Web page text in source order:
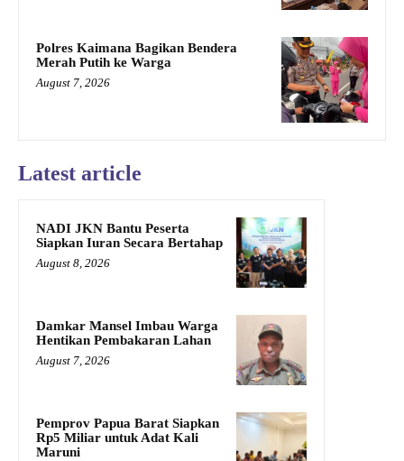
Polres Kaimana Bagikan Bendera
Merah Putih ke Warga
August 7, 2026
Latest article
NADI JKN Bantu Peserta
Siapkan Iuran Secara Bertahap
August 8, 2026
Damkar Mansel Imbau Warga
Hentikan Pembakaran Lahan
August 7, 2026
Pemprov Papua Barat Siapkan
Rp5 Miliar untuk Adat Kali
Maruni